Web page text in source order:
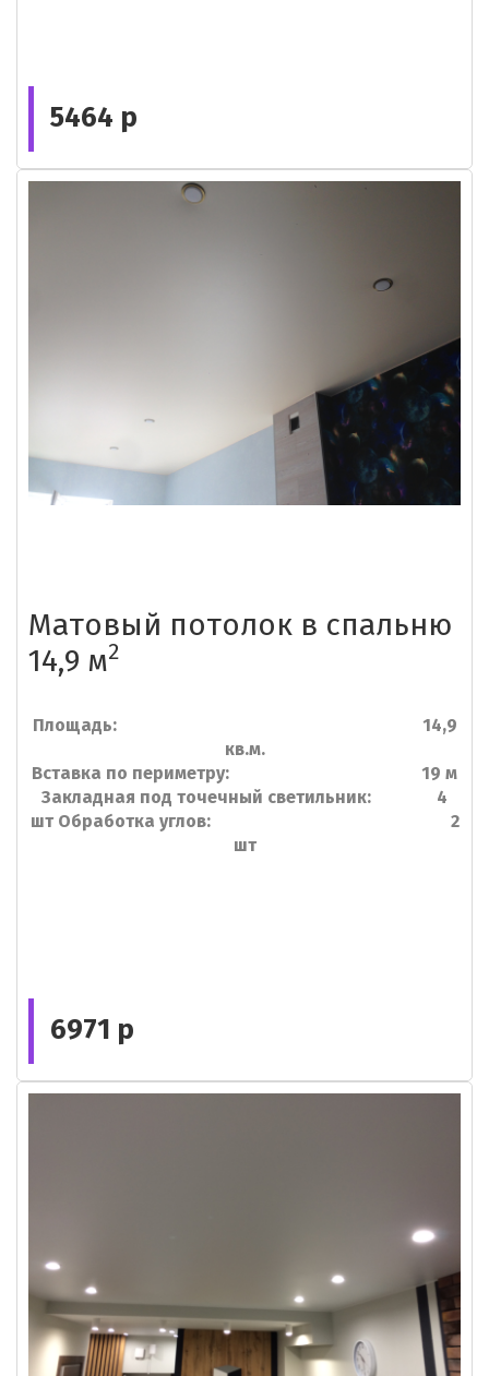
5464 р
Матовый потолок в спальню
14,9 м2
Площадь: 14,9
кв.м.
Вставка по периметру: 19 м
Закладная под точечный светильник: 4
шт Обработка углов: 2
шт
6971 р